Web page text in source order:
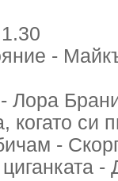
-
Лора
когато
-
циганката